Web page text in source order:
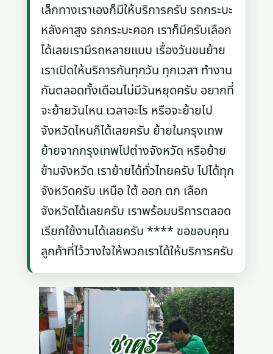
เล็กทางเราเองก็มีให้บริการครับ รถกระบะ
หลังคาสูง รถกระบะคอก เราก็มีครับเลือก
ได้เลยเรามีรถหลายแบบ เรื่องวันขนย้าย
เราเปิดให้บริการกันทุกวัน ทุกเวลา ทำงาน
กันตลอดทั้งเดือนไม่มีวันหยุดครับ อยากที่
จะย้ายวันไหน เวลาอะไร หรือจะย้ายไป
จังหวัดไหนก็ได้เลยครับ ย้ายในกรุงเทพ
ย้ายจากกรุงเทพไปต่างจังหวัด หรือย้าย
ข้ามจังหวัด เราย้ายได้ทั่วไทยครับ ไปได้ทุก
จังหวัดครับ เหนือ ใต้ ออก ตก เลือก
จังหวัดได้เลยครับ เราพร้อมบริการตลอด
เรียกใช้งานได้เลยครับ **** ขอขอบคุณ
ลูกค้าที่ไว้วางใจให้พวกเราได้ให้บริการครับ